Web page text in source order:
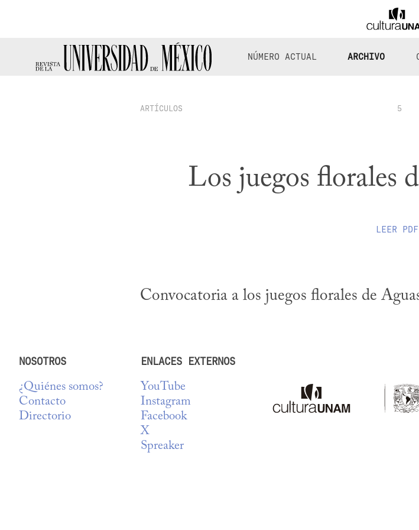
NÚMERO ACTUAL ARCHIVO
ARTÍCULOS 5
Los juegos florales
LEER PDF
Convocatoria a los juegos florales de
NOSOTROS
¿Quiénes somos?
Contacto
Directorio
ENLACES EXTERNOS
YouTube
Instagram
Facebook
X
Spreaker